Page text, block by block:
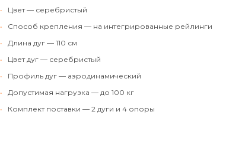
•
Цвет — серебристый
•
Способ крепления — на интегрированные рейлинги
•
Длина дуг — 110 см
•
Цвет дуг — серебристый
•
Профиль дуг — аэродинамический
•
Допустимая нагрузка — до 100 кг
•
Комплект поставки — 2 дуги и 4 опоры